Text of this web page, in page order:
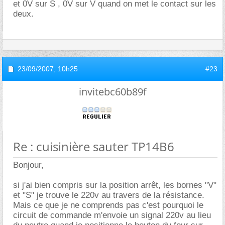
et 0V sur S , 0V sur V quand on met le contact sur les
deux.
23/09/2007, 10h25 #23
invitebc60b89f
Re : cuisinière sauter TP14B6
Bonjour,
si j'ai bien compris sur la position arrêt, les bornes "V"
et "S" je trouve le 220v au travers de la résistance.
Mais ce que je ne comprends pas c'est pourquoi le
circuit de commande m'envoie un signal 220v au lieu